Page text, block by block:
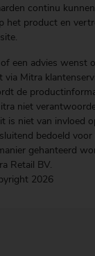
continu
het product en
een advies wenst
via Mitra
de
niet
is niet van invloed
bedoeld
gehanteerd
Retail BV.
2026